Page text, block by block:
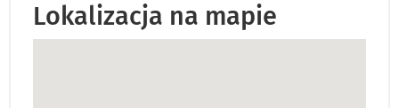
Lokalizacja na mapie